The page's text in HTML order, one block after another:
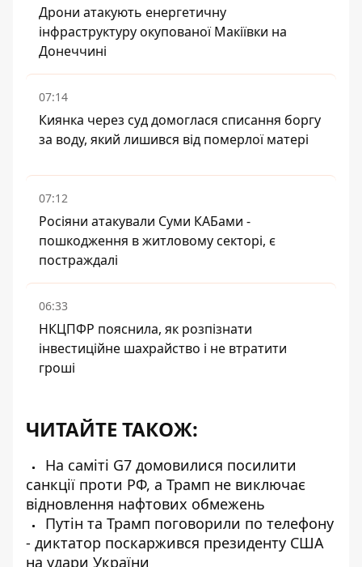
Дрони атакують енергетичну
інфраструктуру окупованої Макіївки на
Донеччині
07:14
Киянка через суд домоглася списання боргу
за воду, який лишився від померлої матері
07:12
Росіяни атакували Суми КАБами -
пошкодження в житловому секторі, є
постраждалі
06:33
НКЦПФР пояснила, як розпізнати
інвестиційне шахрайство і не втратити
гроші
ЧИТАЙТЕ ТАКОЖ:
На саміті G7 домовилися посилити
санкції проти РФ, а Трамп не виключає
відновлення нафтових обмежень
Путін та Трамп поговорили по телефону
- диктатор поскаржився президенту США
на удари України